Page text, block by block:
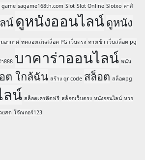
game sagame168th.com Slot Slot Online Slotxo คาสิ
น์ ดูหนังออนไลน์ดูหนัง
อากาศ ทดลองเล่นสล็อต PG เว็บตรง ทางเข้า เว็บสล็อต pg
888 บาคาร่าออนไลน์ พนัน
ต ใกล้ฉัน สร้าง qr code สล็อต สล็อตpg
ลน์ สล็อตเครดิตฟรี สล็อตเว็บตรง หนังออนไลน์ หวย
ยสด โจ๊กเกอร์123